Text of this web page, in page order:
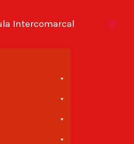
Intercomarcal